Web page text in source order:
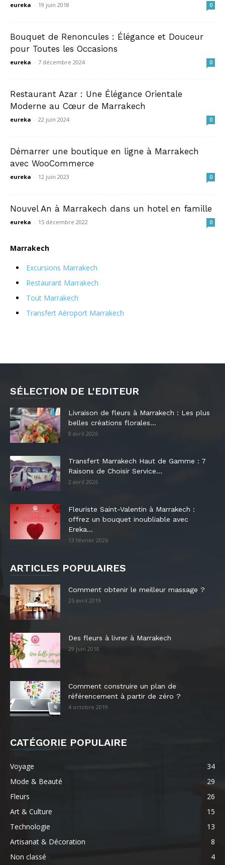
eureka - 19 juin 2018 0
Bouquet de Renoncules : Élégance et Douceur
pour Toutes les Occasions
eureka - 7 décembre 2024 0
Restaurant Azar : Une Élégance Orientale
Moderne au Cœur de Marrakech
eureka - 22 juin 2024 0
Démarrer une boutique en ligne à Marrakech
avec WooCommerce
eureka - 12 juin 2023 0
Nouvel An à Marrakech dans un hotel en famille
eureka - 15 décembre 2022 0
Marrakech
Excursions Marrakech
Restaurant Marrakech
Tout Marrakech
Transfert Aéroport Marrakech
SÉLECTION DE L'EDITEUR
Livraison de fleurs à Marrakech : Les plus
belles créations florales...
8 avril 2026
Transfert Marrakech Haut de Gamme : 7
Raisons de Choisir Service...
2 avril 2026
Fleuriste Saint-Valentin à Marrakech :
offrez un bouquet inoubliable avec
Ereka...
13 février 2026
ARTICLES POPULAIRES
Comment obtenir le meilleur massage ?
25 avril 2019
Des fleurs à livrer à Marrakech
29 juin 2018
Comment construire un plan de
référencement à partir de zéro ?
4 octobre 2019
CATÉGORIE POPULAIRE
Voyage
34
Mode & Beauté
29
Fleurs
26
Art & Culture
15
Technologie
13
Artisanat & Décoration
8
Non classé
4